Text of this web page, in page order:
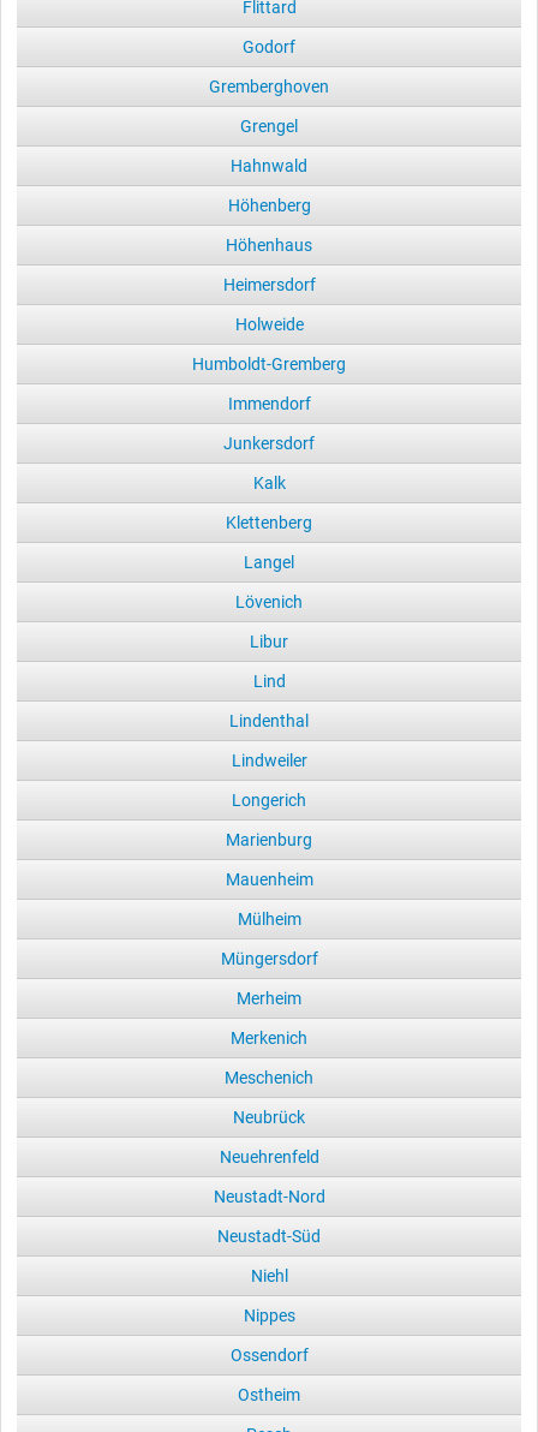
Flittard
Godorf
Gremberghoven
Grengel
Hahnwald
Höhenberg
Höhenhaus
Heimersdorf
Holweide
Humboldt-Gremberg
Immendorf
Junkersdorf
Kalk
Klettenberg
Langel
Lövenich
Libur
Lind
Lindenthal
Lindweiler
Longerich
Marienburg
Mauenheim
Mülheim
Müngersdorf
Merheim
Merkenich
Meschenich
Neubrück
Neuehrenfeld
Neustadt-Nord
Neustadt-Süd
Niehl
Nippes
Ossendorf
Ostheim